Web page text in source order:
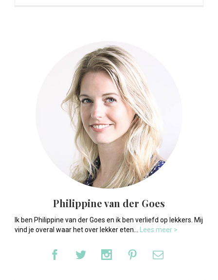
Philippine van der Goes
Ik ben Philippine van der Goes en ik ben verliefd op lekkers. Mij
vind je overal waar het over lekker eten...
Lees meer >